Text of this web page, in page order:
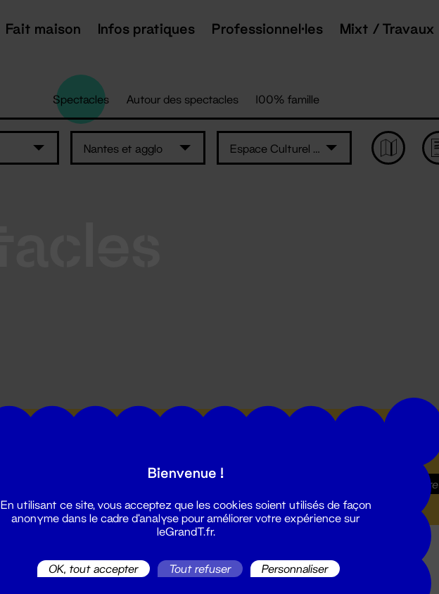
Fait maison Infos pratiques Professionnel·les Mixt / Travaux
Spectacles Autour des spectacles 100% famille
Nantes et agglo Espace Culturel Sainte-Anne
S'inscrire
02 51 88 25 25
Bienvenue !
En utilisant ce site, vous acceptez que les cookies soient utilisés de façon
anonyme dans le cadre d'analyse pour améliorer votre expérience sur
leGrandT.fr.
OK, tout accepter Tout refuser Personnaliser